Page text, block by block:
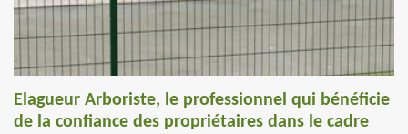
Elagueur Arboriste, le professionnel qui bénéficie
de la confiance des propriétaires dans le cadre